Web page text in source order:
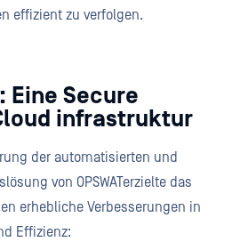
effizient zu verfolgen.
Eine Secure
infrastruktur
der automatisierten und
von OPSWATerzielte das
erhebliche Verbesserungen in
Effizienz: